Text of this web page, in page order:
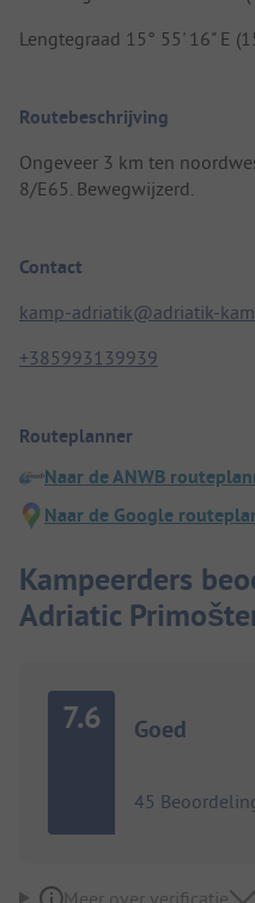
Lengtegraad 15° 55' 16" E
Routebeschrijving
Ongeveer 3 km ten
8/E65. Bewegwijzerd.
Contact
kamp-adriatik@adriatik-
+385993139939
Routeplanner
Naar de ANWB
Naar de Google
Kampeerders
Adriatic
7.6 Goed
45
Meer over verificatie